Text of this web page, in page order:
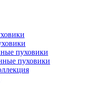
пуховики
пуховики